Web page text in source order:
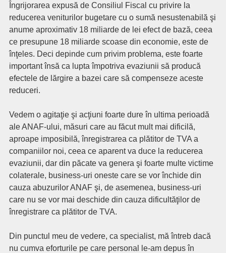
Îngrijorarea expusă de Consiliul Fiscal cu privire la
reducerea veniturilor bugetare cu o sumă nesustenabilă şi
anume aproximativ 18 miliarde de lei efect de bază, ceea
ce presupune 18 miliarde scoase din economie, este de
înţeles. Deci depinde cum privim problema, este foarte
important însă ca lupta împotriva evaziunii să producă
efectele de lărgire a bazei care să compenseze aceste
reduceri.
Vedem o agitaţie şi acţiuni foarte dure în ultima perioadă
ale ANAF-ului, măsuri care au făcut mult mai dificilă,
aproape imposibilă, înregistrarea ca plătitor de TVA a
companiilor noi, ceea ce aparent va duce la reducerea
evaziunii, dar din păcate va genera şi foarte multe victime
colaterale, business-uri oneste care se vor închide din
cauza abuzurilor ANAF şi, de asemenea, business-uri
care nu se vor mai deschide din cauza dificultăţilor de
înregistrare ca plătitor de TVA.
Din punctul meu de vedere, ca specialist, mă întreb dacă
nu cumva eforturile pe care personal le-am depus în